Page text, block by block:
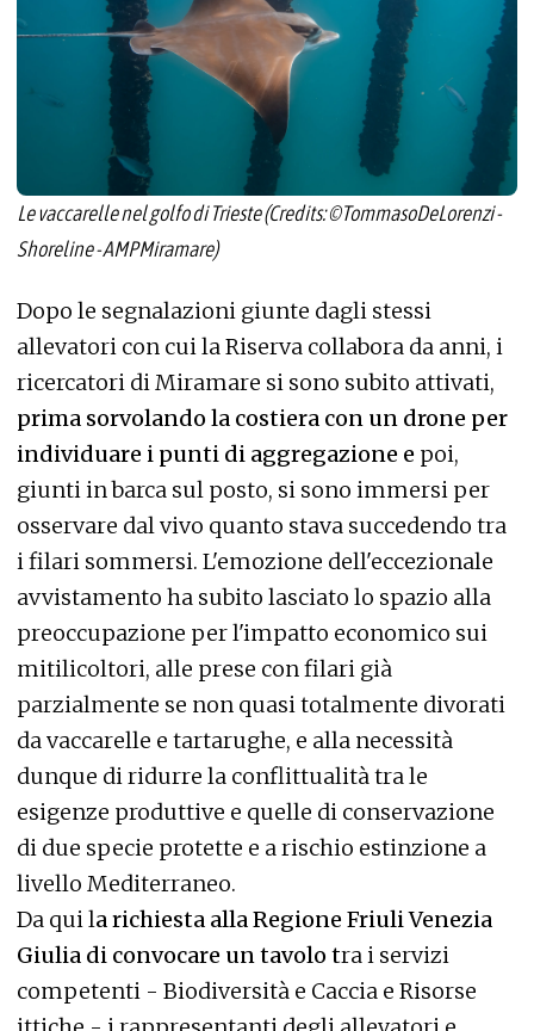
Le vaccarelle nel golfo di Trieste (Credits: ©TommasoDeLorenzi -
Shoreline - AMPMiramare)
Dopo le segnalazioni giunte dagli stessi
allevatori con cui la Riserva collabora da anni, i
ricercatori di Miramare si sono subito attivati,
prima sorvolando la costiera con un drone per
individuare i punti di aggregazione e poi,
giunti in barca sul posto, si sono immersi per
osservare dal vivo quanto stava succedendo tra
i filari sommersi. L'emozione dell'eccezionale
avvistamento ha subito lasciato lo spazio alla
preoccupazione per l'impatto economico sui
mitilicoltori, alle prese con filari già
parzialmente se non quasi totalmente divorati
da vaccarelle e tartarughe, e alla necessità
dunque di ridurre la conflittualità tra le
esigenze produttive e quelle di conservazione
di due specie protette e a rischio estinzione a
livello Mediterraneo.
Da qui la richiesta alla Regione Friuli Venezia
Giulia di convocare un tavolo tra i servizi
competenti - Biodiversità e Caccia e Risorse